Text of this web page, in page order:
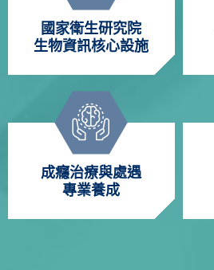
國家衛生研究院
生物資訊核心設施
成癮治療與處遇
專業養成